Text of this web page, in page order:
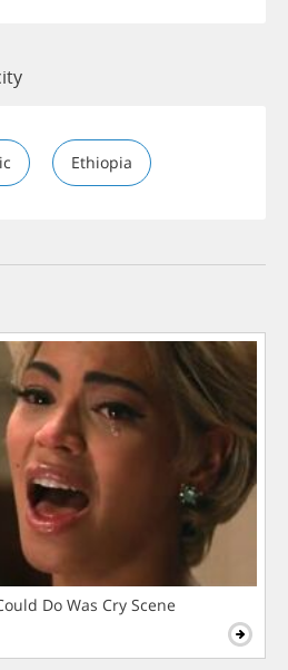
Ethiopia
Do Was Cry Scene